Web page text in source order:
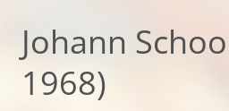
springen
Johann
1968)